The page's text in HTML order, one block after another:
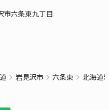
市六条東九丁目
岩見沢市 六条東 北海道